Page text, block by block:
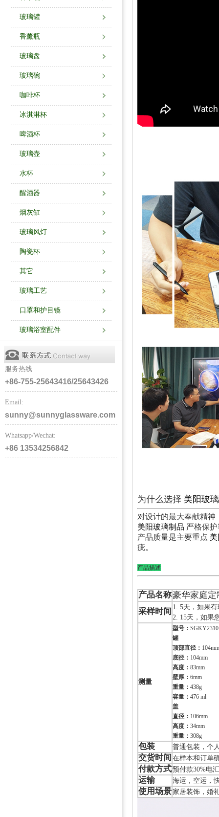
玻璃罐
香薰瓶
玻璃盘
玻璃碗
咖啡杯
冰淇淋杯
啤酒杯
玻璃壶
水杯
醒酒器
烟灰缸
玻璃风灯
陶瓷杯
其它
玻璃工艺
口罩和护目镜
玻璃浴室配件
服务热线
+86-755-25643416/25643426
Email:
sunny@sunnyglassware.com
Whatsapp/Wechat:
+86 13534256842
为什么选择 美阳玻
对设计的最大奉献精神
美阳玻璃制品 严格保
产品质量是主要重点
疵。
产品描述
产品名称豪华家庭
采样时间 1. 5天，如果
2. 15天，如果
测量
型号：
罐
顶部直径： 104mm
底径： 104mm
高度： 83mm
壁厚： 6mm
重量： 438g
容量： 476 ml
盖
直径： 106mm
高度： 34mm
重量： 308g
包装 普通包装，个
交货时间 在样本和订单
付款方式预付款30%电
运输 海运，空运，
使用场景家居装饰，婚